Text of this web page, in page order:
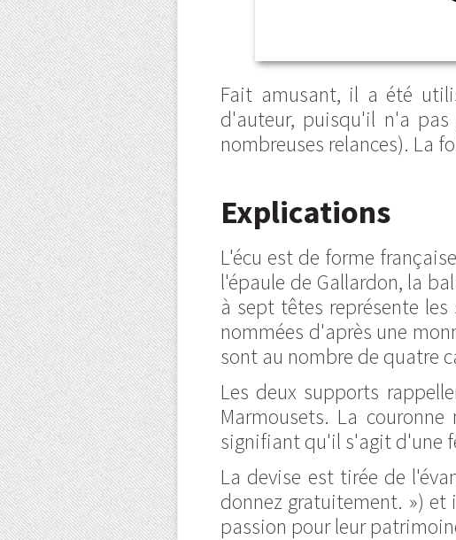
Fait amusant, il a été
d'auteur, puisqu'il n'a
nombreuses relances). La
Explications
L'écu est de forme
l'épaule de Gallardon, la
à sept têtes représente
nommées d'après une
sont au nombre de quatre
Les deux supports
Marmousets. La
signifiant qu'il s'agit d'une
La devise est tirée de
donnez gratuitement. »)
passion pour leur